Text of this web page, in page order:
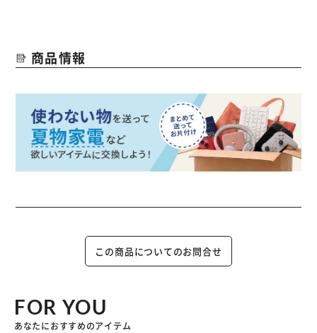
商品情報
この商品についてのお問合せ
FOR YOU
あなたにおすすめのアイテム